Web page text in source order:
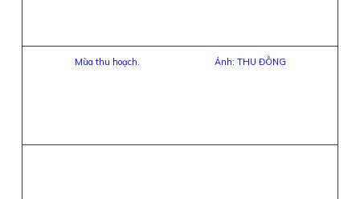
Mùa thu hoạch. Ảnh: THU ĐÔNG